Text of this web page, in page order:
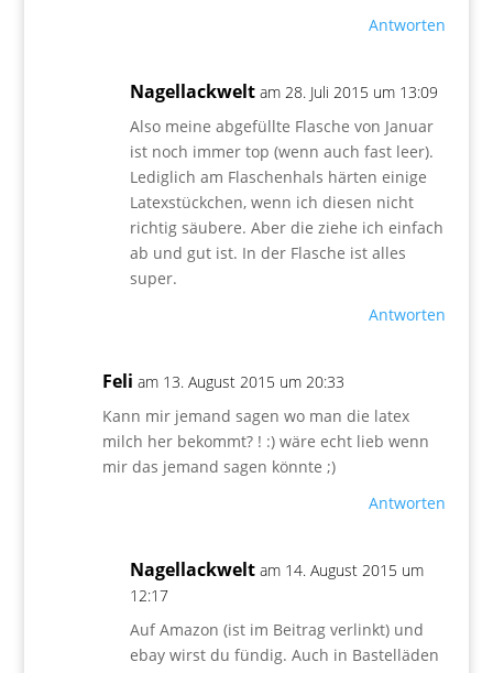
Antworten
Nagellackwelt am 28. Juli 2015 um 13:09
Also meine abgefüllte Flasche von Januar
ist noch immer top (wenn auch fast leer).
Lediglich am Flaschenhals härten einige
Latexstückchen, wenn ich diesen nicht
richtig säubere. Aber die ziehe ich einfach
ab und gut ist. In der Flasche ist alles
super.
Antworten
Feli am 13. August 2015 um 20:33
Kann mir jemand sagen wo man die latex
milch her bekommt? ! :) wäre echt lieb wenn
mir das jemand sagen könnte ;)
Antworten
Nagellackwelt am 14. August 2015 um
12:17
Auf Amazon (ist im Beitrag verlinkt) und
ebay wirst du fündig. Auch in Bastelläden